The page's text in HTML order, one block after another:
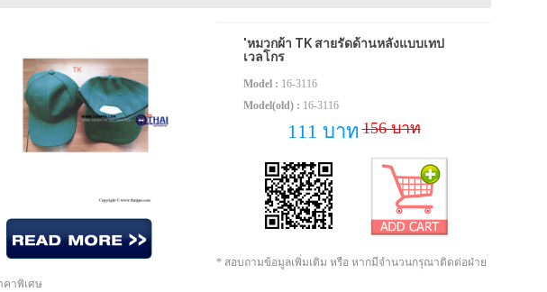
'หมวกผ้า TK สายรัดด้านหลังแบบเทป
เวลโกร
Model : 16-3116
Model(old) : 16-3116
111 บาท 156 บาท
* สอบถามข้อมูลเพิ่มเติม หรือ หากมีจำนวนกรุณาติดต่อฝ่าย
คาพิเศษ